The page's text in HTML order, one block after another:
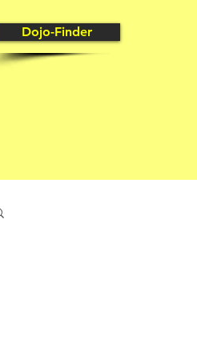
Dojo-Finder